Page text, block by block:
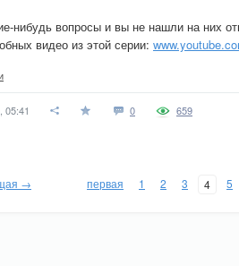
нибудь вопросы и вы не нашли на них
видео из этой серии:
05:41 0 659
→ первая 1 2 3 4 5